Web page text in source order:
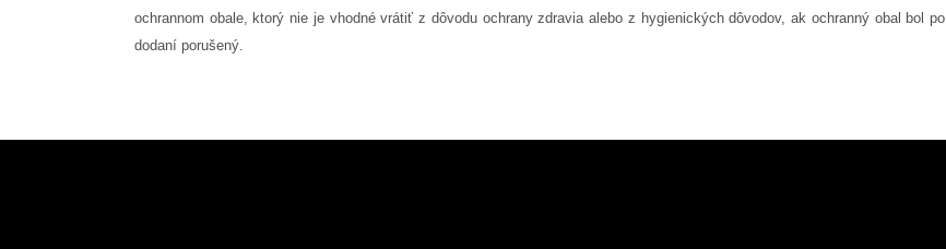
ochrannom obale, ktorý nie je vhodné vrátiť z dôvodu ochranyzdravia alebo z hygienických dôvodov, ak ochranný obal bol po
dodaní porušený.